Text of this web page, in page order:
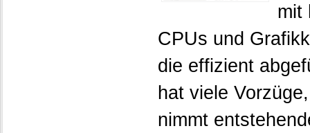
mit
CPUs und
die effizient
hat viele
nimmt